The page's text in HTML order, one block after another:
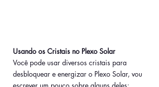
Usando os Cristais no Plexo Solar
Você pode usar diversos cristais para
desbloquear e energizar o Plexo Solar, vou
escrever um pouco sobre alguns deles: